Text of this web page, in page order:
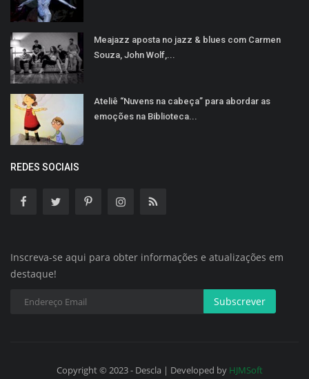
Meajazz aposta no jazz & blues com Carmen
Souza, John Wolf,...
Ateliê “Nuvens na cabeça” para abordar as
emoções na Biblioteca...
REDES SOCIAIS
Inscreva-se aqui para obter informações e atualizações em
destaque!
Subscrever
Copyright © 2023 - Descla | Developed by HJMSoft